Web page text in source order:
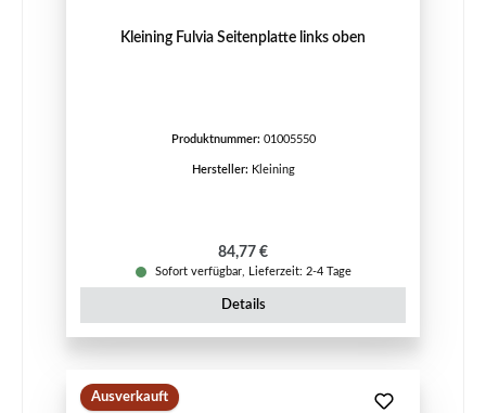
Kleining Fulvia Seitenplatte links oben
Produktnummer: 01005550
Hersteller: Kleining
Regulärer Preis:
84,77 €
Sofort verfügbar, Lieferzeit: 2-4 Tage
Details
Ausverkauft